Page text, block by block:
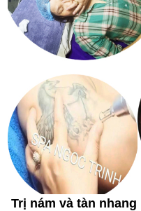
Trị nám và tàn